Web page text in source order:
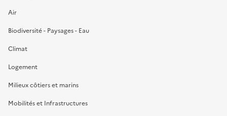
Air
Biodiversité - Paysages - Eau
Climat
Logement
Milieux côtiers et marins
Mobilités et Infrastructures